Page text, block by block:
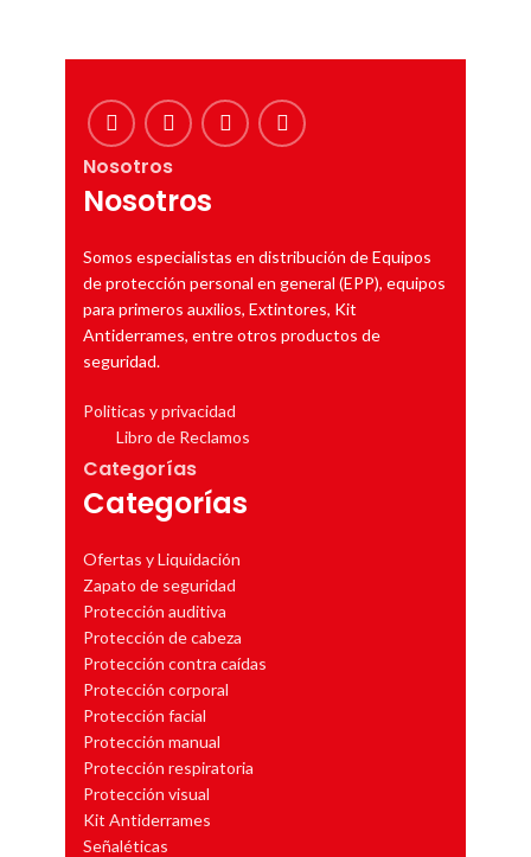
Nosotros
Nosotros
Somos especialistas en distribución de Equipos
de protección personal en general (EPP), equipos
para primeros auxilios, Extintores, Kit
Antiderrames, entre otros productos de
seguridad.
Politicas y privacidad
Libro de Reclamos
Categorías
Categorías
Ofertas y Liquidación
Zapato de seguridad
Protección auditiva
Protección de cabeza
Protección contra caídas
Protección corporal
Protección facial
Protección manual
Protección respiratoria
Protección visual
Kit Antiderrames
Señaléticas